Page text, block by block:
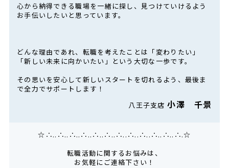
心から納得できる職場を一緒に探し、見つけていけるよう
お手伝いしたいと思っています。
どんな理由であれ、転職を考えたことは「変わりたい」
「新しい未来に向かいたい」という大切な一歩です。
その思いを安心して新しいスタートを切れるよう、最後ま
で全力でサポートします！
八王子支店小澤 千景
☆∴..∴..∴..∴..∴..∴..∴..∴..∴..∴..∴..∴.☆
転職活動に関するお悩みは、
お気軽にご連絡下さい！